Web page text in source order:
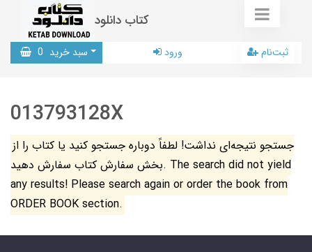
کتاب دانلود
سبد خرید 0 ورود ثبت‌نام
013793128X
جستجو نتیجه‌ای نداشت! لطفاً دوباره جستجو کنید یا کتاب را از
بخش سفارش کتاب سفارش دهید. The search did not yield
any results! Please search again or order the book from
ORDER BOOK section.